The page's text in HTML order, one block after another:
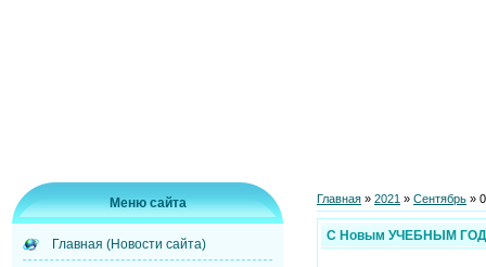
Меню сайта
Главная (Новости сайта)
Главная » 2021 » Сентябрь »
С Новым УЧЕБНЫМ